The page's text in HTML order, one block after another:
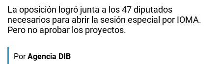
La oposición logró junta a los 47 diputados
necesarios para abrir la sesión especial por IOMA.
Pero no aprobar los proyectos.
Por Agencia DIB